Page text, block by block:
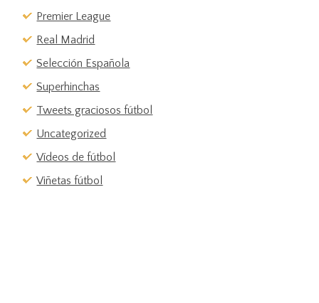
Premier League
Real Madrid
Selección Española
Superhinchas
Tweets graciosos fútbol
Uncategorized
Vídeos de fútbol
Viñetas fútbol